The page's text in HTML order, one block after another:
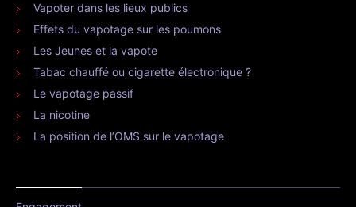
Vapoter dans les lieux publics
Effets du vapotage sur les poumons
Les Jeunes et la vapote
Tabac chauffé ou cigarette électronique ?
Le vapotage passif
La nicotine
La position de l’OMS sur le vapotage